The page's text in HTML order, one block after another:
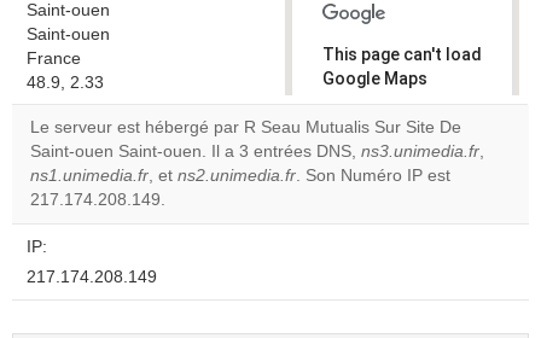
Saint-ouen
Saint-ouen
France
48.9, 2.33
This page can't load
Google Maps
correctly.
Do you
own this
Le serveur est hébergé par R Seau Mutualis Sur Site De
Saint-ouen Saint-ouen. Il a 3 entrées DNS, ns3.unimedia.fr,
ns1.unimedia.fr, et ns2.unimedia.fr. Son Numéro IP est
217.174.208.149.
IP:
217.174.208.149